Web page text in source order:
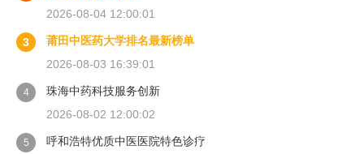
2026-08-04 12:00:01
3
莆田中医药大学排名最新榜单
2026-08-03 16:39:01
4
珠海中药科技服务创新
2026-08-02 12:00:02
5
呼和浩特优质中医医院特色诊疗